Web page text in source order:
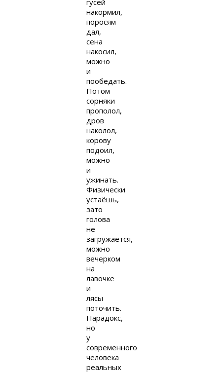
гусей
накормил,
поросям
дал,
сена
накосил,
можно
и
пообедать.
Потом
сорняки
прополол,
дров
наколол,
корову
подоил,
можно
и
ужинать.
Физически
устаёшь,
зато
голова
не
загружается,
можно
вечерком
на
лавочке
и
лясы
поточить.
Парадокс,
но
у
современного
человека
реальных